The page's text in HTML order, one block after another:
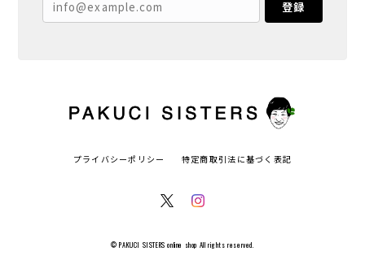
登録
プライバシーポリシー 特定商取引法に基づく表記
© PAKUCI SISTERS online shop All rights reserved.